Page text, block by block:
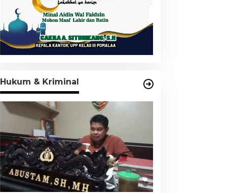
Hukum & Kriminal